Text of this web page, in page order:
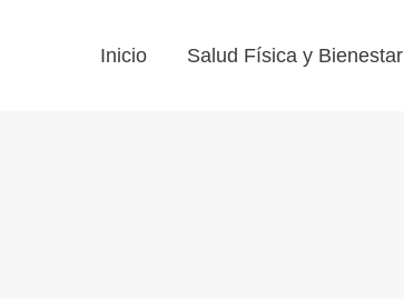
Inicio Salud Física y Bienestar